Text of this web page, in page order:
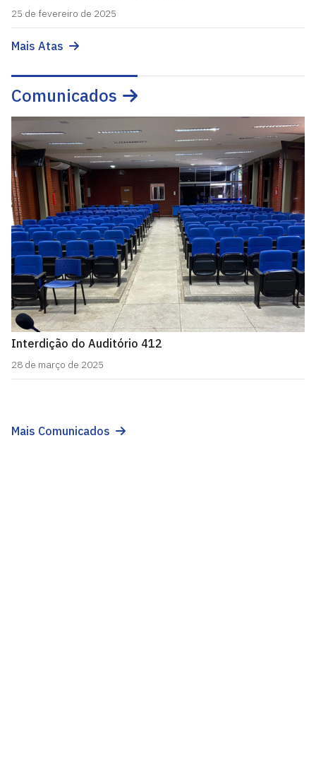
25 de fevereiro de 2025
Mais Atas
Comunicados
Interdição do Auditório 412
28 de março de 2025
Mais Comunicados